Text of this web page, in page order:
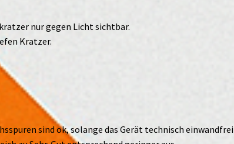
nur gegen Licht sichtbar.
Kratzer.
sind ok, solange das Gerät technisch